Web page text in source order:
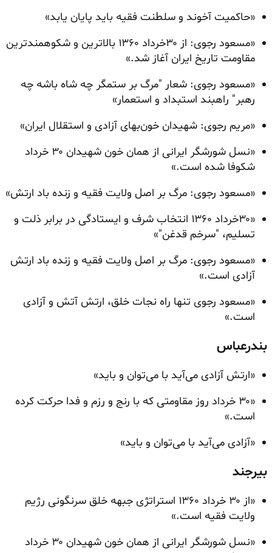
«حاکمیت آخوند و سلطنت فقیه باید پایان یابد»
«مسعود رجوی: از ۳۰خرداد ۱۳۶۰ بالاترین و شکوهمندترین
مقاومت تاریخ ایران آغاز شد.»
«مسعود رجوی: شعار "مرگ بر ستمگر چه شاه باشه چه
رهبر" راهبند استبداد و استعمار»
«مریم رجوی: شهیدان خون‌بهای آزادی و استقلال ایران»
«نسل شورشگر ایرانی از همان خون شهیدان ۳۰ خرداد
شکوفا شده است.»
«مسعود رجوی: مرگ بر اصل ولایت فقیه و زنده باد ارتش»
«۳۰خرداد ۱۳۶۰ انتخاب شرف و ایستادگی در برابر ذلت و
تسلیم، "سرخم قدغن"»
«مسعود رجوی: مرگ بر اصل ولایت فقیه و زنده باد ارتش
آزادی است.»
«مسعود رجوی تنها راه نجات خلق، ارتش آتش و آزادی
است.»
بندرعباس
«ارتش آزادی می‌آید با می‌توان و باید»
«۳۰ خرداد روز مقاومتی که با رنج و رزم و فدا حرکت کرده
است.»
«آزادی می‌آید با می‌توان و باید»
بیرجند
«از ۳۰ خرداد ۱۳۶۰ استراتژی جبهه خلق سرنگونی رژیم
ولایت فقیه است.»
«نسل شورشگر ایرانی از همان خون شهیدان ۳۰ خرداد